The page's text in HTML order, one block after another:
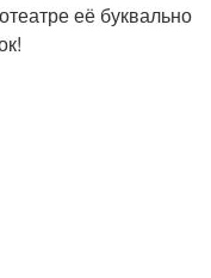
её буквально